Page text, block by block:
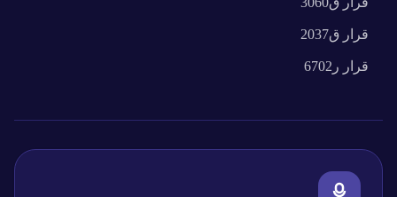
قرار ق2037
قرار ر6702